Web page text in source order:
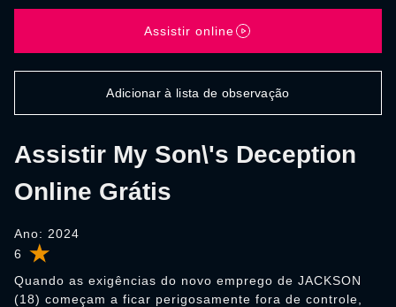
6
Assistir My Son\'s Deception
Online Grátis
Ano: 2024
Quando as exigências do novo emprego de JACKSON
(18) começam a ficar perigosamente fora de controle,
Assistir online
Adicionar à lista de observação